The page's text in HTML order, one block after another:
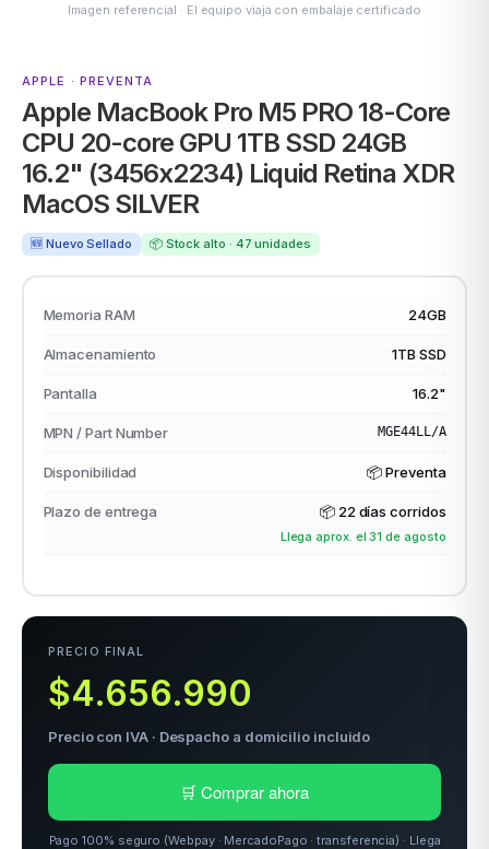
MSI
Imagen referencial · El equipo viaja con embalaje certificado
APPLE · PREVENTA
Apple MacBook Pro M5 PRO 18-Core
CPU 20-core GPU 1TB SSD 24GB
16.2" (3456x2234) Liquid Retina XDR
MacOS SILVER
🆕 Nuevo Sellado 📦 Stock alto · 47 unidades
Memoria RAM 24GB
Almacenamiento 1TB SSD
Pantalla 16.2"
MPN / Part Number MGE44LL/A
Disponibilidad 📦 Preventa
Plazo de entrega 📦 22 días corridos
Llega aprox. el 31 de agosto
PRECIO FINAL
$4.656.990
Precio con IVA · Despacho a domicilio incluido
🛒 Comprar ahora
Pago 100% seguro (Webpay · MercadoPago · transferencia) · Llega